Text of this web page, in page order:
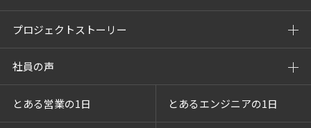
プロジェクトストーリー
社員の声
とある営業の1日 とあるエンジニアの1日